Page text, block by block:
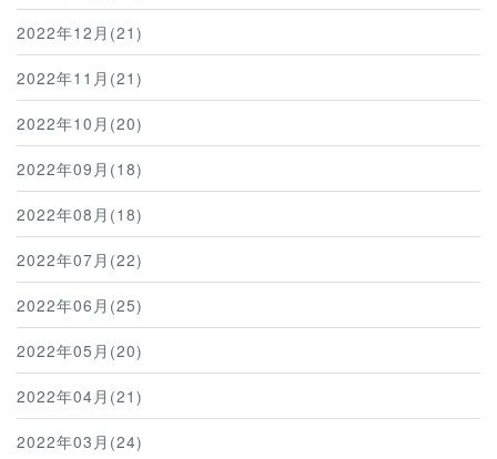
2022年12月(21)
2022年11月(21)
2022年10月(20)
2022年09月(18)
2022年08月(18)
2022年07月(22)
2022年06月(25)
2022年05月(20)
2022年04月(21)
2022年03月(24)